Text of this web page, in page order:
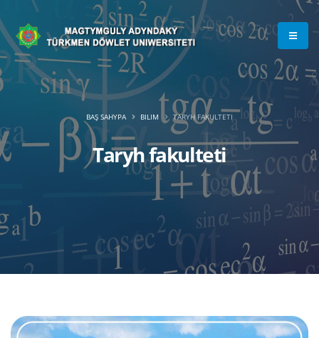
Taryh fakulteti
BAŞ SAHYPA BILIM TARYH FAKULTETI